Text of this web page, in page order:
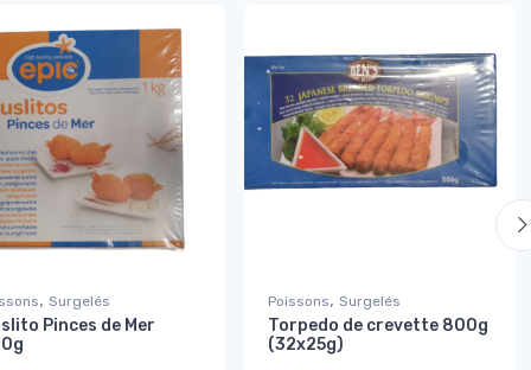
, Surgelés
Pinces de Mer
Poissons, Surgelés
Torpedo de crevette 800g
(32x25g)